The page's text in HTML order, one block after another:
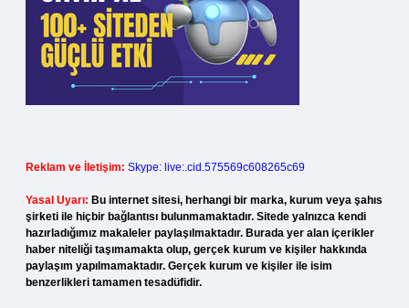
Reklam ve İletişim: Skype: live:.cid.575569c608265c69
Yasal Uyarı: Bu internet sitesi, herhangi bir marka, kurum veya şahıs
şirketi ile hiçbir bağlantısı bulunmamaktadır. Sitede yalnızca kendi
hazırladığımız makaleler paylaşılmaktadır. Burada yer alan içerikler
haber niteliği taşımamakta olup, gerçek kurum ve kişiler hakkında
paylaşım yapılmamaktadır. Gerçek kurum ve kişiler ile isim
benzerlikleri tamamen tesadüfidir.